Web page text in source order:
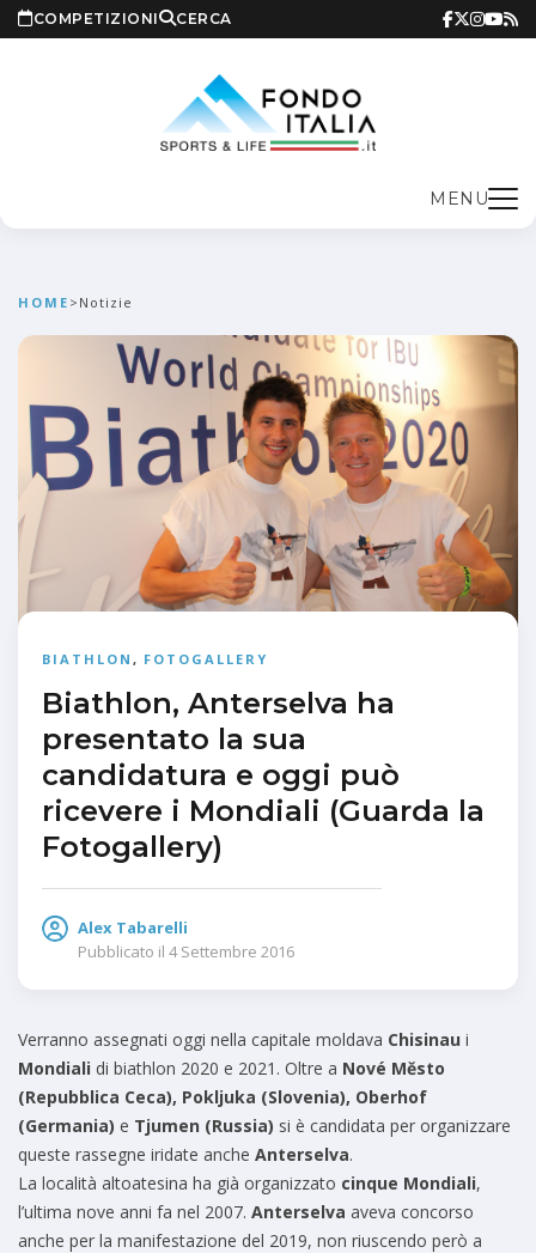
COMPETIZIONI CERCA
MENU
HOME > Notizie
BIATHLON , FOTOGALLERY
Biathlon, Anterselva ha
presentato la sua
candidatura e oggi può
ricevere i Mondiali (Guarda la
Fotogallery)
Alex Tabarelli
Pubblicato il 4 Settembre 2016
Verranno assegnati oggi nella capitale moldava Chisinau i
Mondiali di biathlon 2020 e 2021. Oltre a Nové Město
(Repubblica Ceca), Pokljuka (Slovenia), Oberhof
(Germania) e Tjumen (Russia) si è candidata per organizzare
queste rassegne iridate anche Anterselva.
La località altoatesina ha già organizzato cinque Mondiali,
l’ultima nove anni fa nel 2007. Anterselva aveva concorso
anche per la manifestazione del 2019, non riuscendo però a